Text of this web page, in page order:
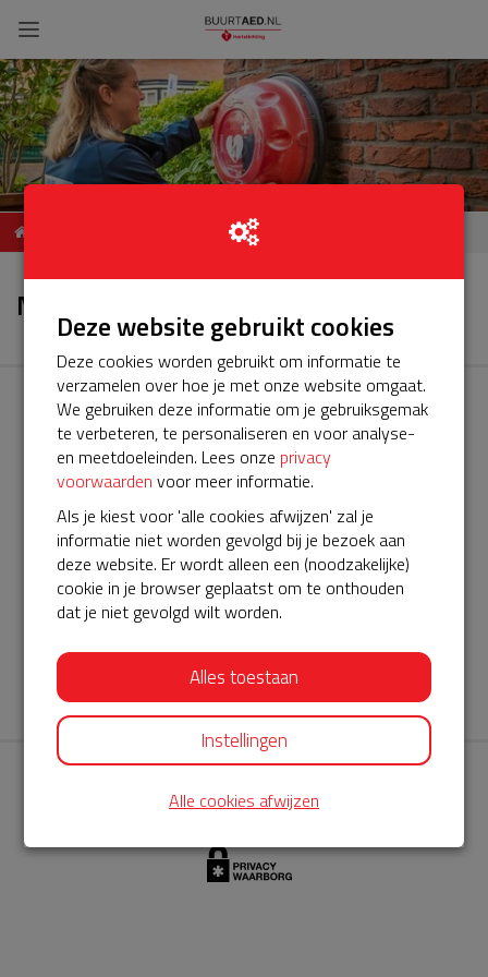
ServiceBuurtAED Marialaan
Nieuws
AED360-ProCardio
ServiceBuurtAED wordt aangeboden door de Hartstichting en
AED360-ProCardio. Net als bij BuurtAED is AED360-ProCardio
de leverancier van het servicepakket en ontzorgen zij jou de
komende jaren. AED360-ProCardio is gespecialiseerd in de
levering en het onderhoud van Philips AED’s.
Deze website gebruikt cookies
Deze cookies worden gebruikt om informatie te
verzamelen over hoe je met onze website omgaat.
We gebruiken deze informatie om je gebruiksgemak
te verbeteren, te personaliseren en voor analyse-
en meetdoeleinden. Lees onze privacy
voorwaarden voor meer informatie.
Als je kiest voor 'alle cookies afwijzen' zal je
informatie niet worden gevolgd bij je bezoek aan
deze website. Er wordt alleen een (noodzakelijke)
cookie in je browser geplaatst om te onthouden
dat je niet gevolgd wilt worden.
Alles toestaan
Instellingen
Alle cookies afwijzen